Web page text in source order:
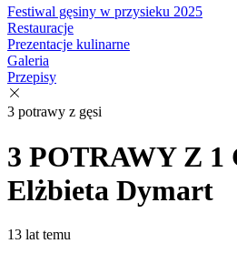
Festiwal gęsiny w przysieku 2025
Restauracje
Prezentacje kulinarne
Galeria
Przepisy
3 potrawy z gęsi
3 POTRAWY Z 1
Elżbieta Dymart
13 lat temu